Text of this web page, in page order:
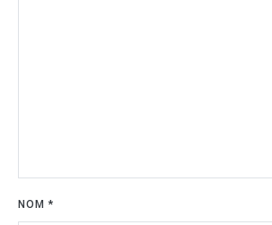
NOM*